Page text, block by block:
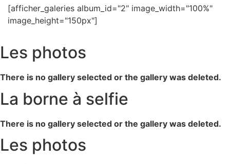
[afficher_galeries album_id="2" image_width="100%"
image_height="150px"]
Les photos
There is no gallery selected or the gallery was deleted.
La borne à selfie
There is no gallery selected or the gallery was deleted.
Les photos